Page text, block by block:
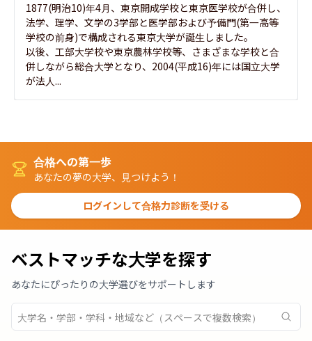
1877(明治10)年4月、東京開成学校と東京医学校が合併し、
法学、理学、文学の3学部と医学部および予備門(第一高等
学校の前身)で構成される東京大学が誕生しました。
以後、工部大学校や東京農林学校等、さまざまな学校と合
併しながら総合大学となり、2004(平成16)年には国立大学
が法人...
合格への第一歩
あなたの夢の大学、見つけよう！
ログインして合格力診断を受ける
ベストマッチな大学を探す
あなたにぴったりの大学選びをサポートします